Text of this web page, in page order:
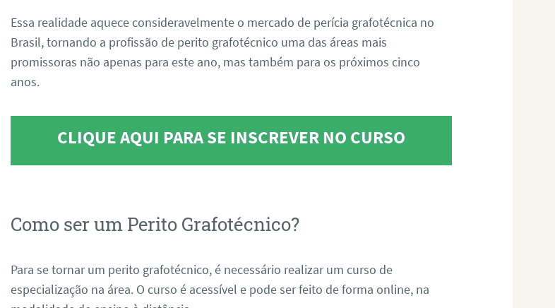
Essa realidade aquece consideravelmente o mercado de perícia grafotécnica no
Brasil, tornando a profissão de perito grafotécnico uma das áreas mais
promissoras não apenas para este ano, mas também para os próximos cinco
anos.
CLIQUE AQUI PARA SE INSCREVER NO CURSO
Como ser um Perito Grafotécnico?
Para se tornar um perito grafotécnico, é necessário realizar um curso de
especialização na área. O curso é acessível e pode ser feito de forma online, na